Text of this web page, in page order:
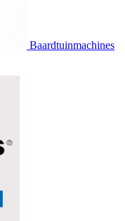
Baardtuinmachines